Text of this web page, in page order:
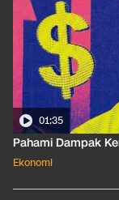
01:35
Pahami Dampak
Ekonomi